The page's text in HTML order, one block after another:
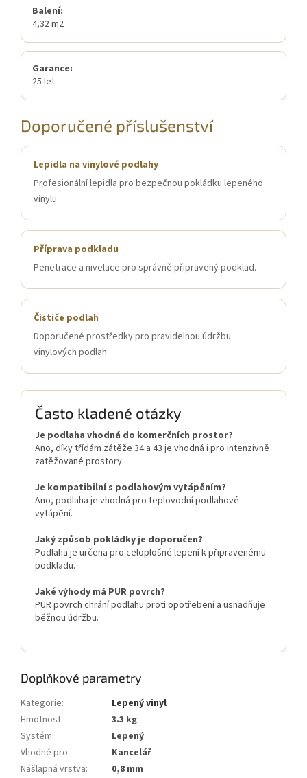
Balení:
4,32 m2
Garance:
25 let
Doporučené příslušenství
Lepidla na vinylové podlahy
Profesionální lepidla pro bezpečnou pokládku lepeného
vinylu.
Příprava podkladu
Penetrace a nivelace pro správně připravený podklad.
Čističe podlah
Doporučené prostředky pro pravidelnou údržbu
vinylových podlah.
Často kladené otázky
Je podlaha vhodná do komerčních prostor?
Ano, díky třídám zátěže 34 a 43 je vhodná i pro intenzivně
zatěžované prostory.
Je kompatibilní s podlahovým vytápěním?
Ano, podlaha je vhodná pro teplovodní podlahové
vytápění.
Jaký způsob pokládky je doporučen?
Podlaha je určena pro celoplošné lepení k připravenému
podkladu.
Jaké výhody má PUR povrch?
PUR povrch chrání podlahu proti opotřebení a usnadňuje
běžnou údržbu.
Doplňkové parametry
Kategorie:
Lepený vinyl
Hmotnost:
3.3 kg
Systém:
Lepený
Vhodné pro:
Kancelář
Nášlapná vrstva:
0,8 mm